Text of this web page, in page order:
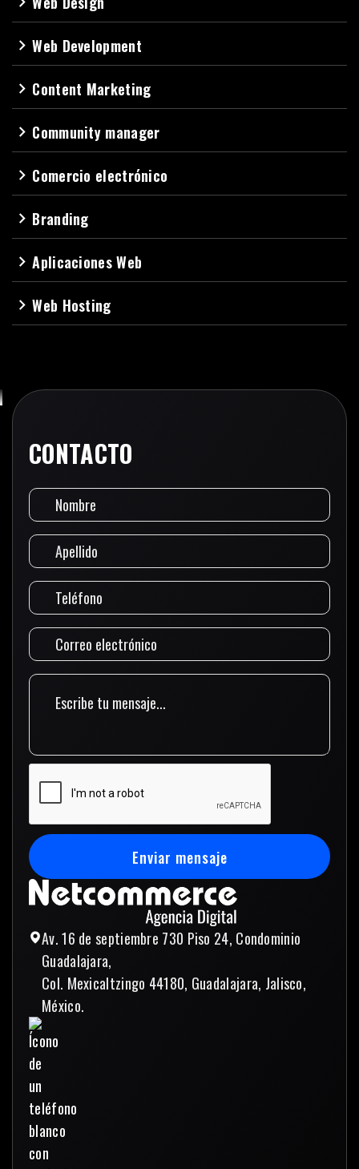
navigate_nextWeb Development
navigate_next Content Marketing
navigate_next Community manager
navigate_next Comercio electrónico
navigate_next Branding
navigate_nextAplicaciones Web
navigate_nextWeb Hosting
Av. 16 de septiembre 730 Piso 24, Condominio
Guadalajara,
Col. Mexicaltzingo 44180, Guadalajara, Jalisco,
México.
CONTACTO
Enviar mensaje
Enviar mensaje